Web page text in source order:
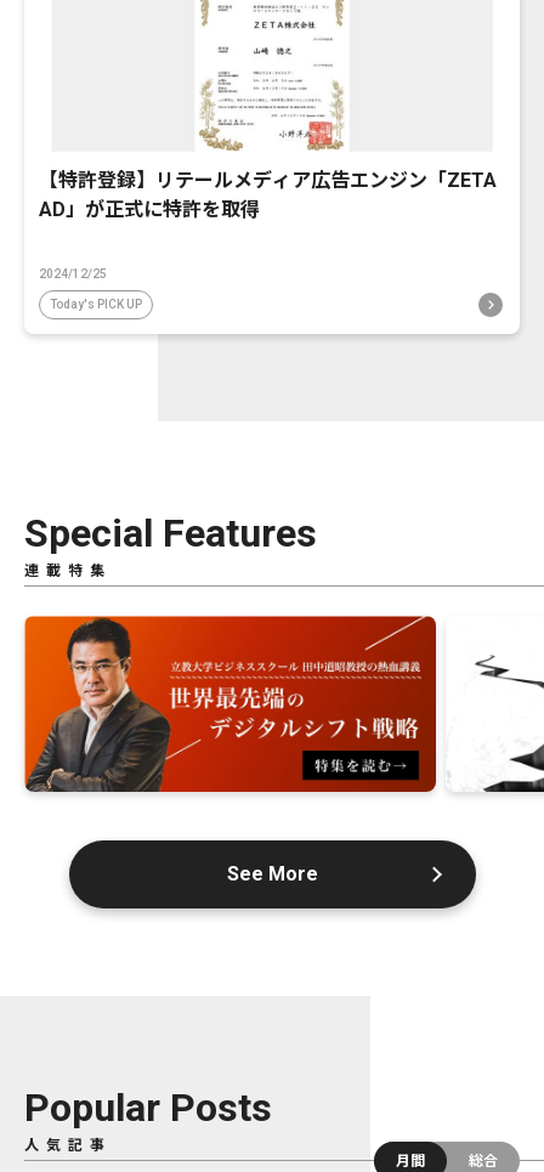
【特許登録】リテールメディア広告エンジン「ZETA
AD」が正式に特許を取得
2024/12/25
Today's PICK UP
Special Features
連載特集
See More
Popular Posts
人気記事
月間
総合